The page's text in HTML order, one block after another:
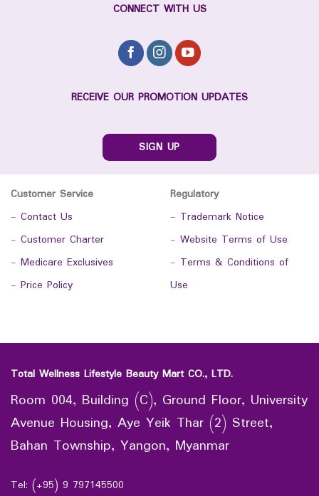
CONNECT WITH US
RECEIVE OUR PROMOTION UPDATES
SIGN UP
Customer Service
- Contact Us
- Customer Charter
- Medicare Exclusives
- Price Policy
Regulatory
- Trademark Notice
- Website Terms of Use
- Terms & Conditions of
Use
Total Wellness Lifestyle Beauty Mart CO., LTD.
Room 004, Building (C), Ground Floor, University
Avenue Housing, Aye Yeik Thar (2) Street,
Bahan Township, Yangon, Myanmar
Tel: (+95) 9 797145500